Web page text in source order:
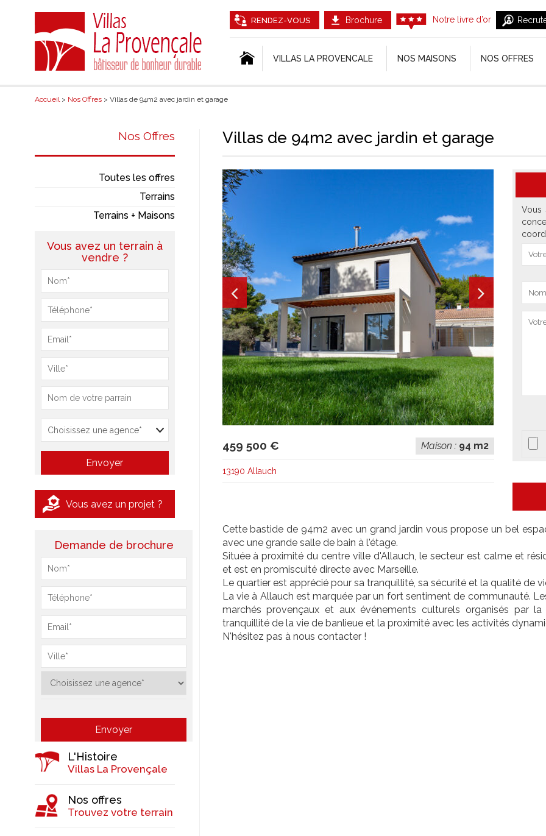
RENDEZ-VOUS Brochure Notre livre d’or
VILLAS LA PROVENCALE NOS MAISONS NOS OFFRES
Accueil> Nos Offres > Villas de 94m2 avec jardin et garage
Villas de 94m2 avec jardin et garage
459 500 € Maison : 94 m2
13190 Allauch
Vous
Cette bastide de 94m2 avec un grand jardin vous propose un bel
avec une grande salle de bain à l'étage.
Située à proximité du centre ville d'Allauch, le secteur est calme et
et est en promiscuité directe avec Marseille.
Le quartier est apprécié pour sa tranquillité, sa sécurité et la qualité de
La vie à Allauch est marquée par un fort sentiment de communauté.
marchés provençaux et aux événements culturels organisés par
tranquillité de la vie de banlieue et la proximité avec les activités
N'hésitez pas à nous contacter !
Nos Offres
Toutes les offres
Terrains
Terrains + Maisons
Vous avez un terrain à
vendre ?
Vous avez un projet ?
Demande de brochure
L'Histoire
Villas La Provençale
Nos offres
Trouvez votre terrain